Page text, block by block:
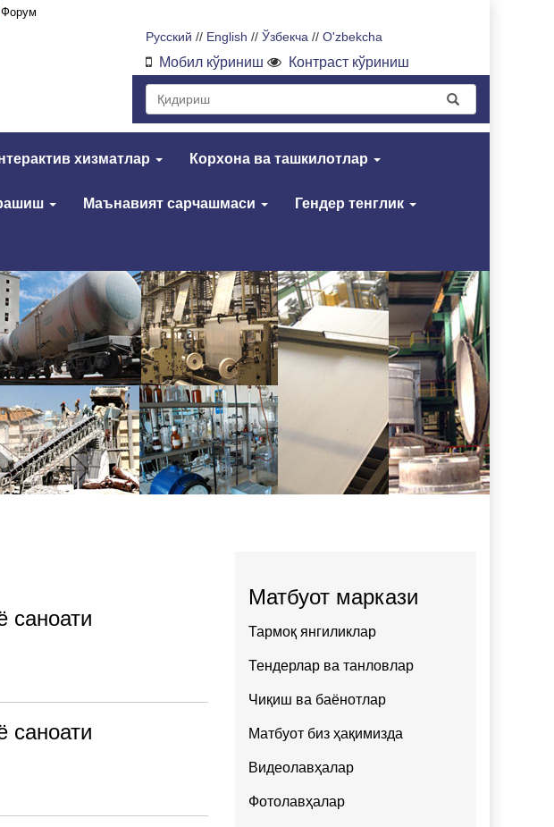
Форум
Русский // English // Ўзбекча // O'zbekcha
Мобил кўриниш Контраст кўриниш
хизматлар Корхона ва ташкилотлар
Маънавият сарчашмаси Гендер тенглик
саноати
саноати
Матбуот маркази
Тармоқ янгиликлар
Тендерлар ва танловлар
Чиқиш ва баёнотлар
Матбуот биз ҳақимизда
Видеолавҳалар
Фотолавҳалар